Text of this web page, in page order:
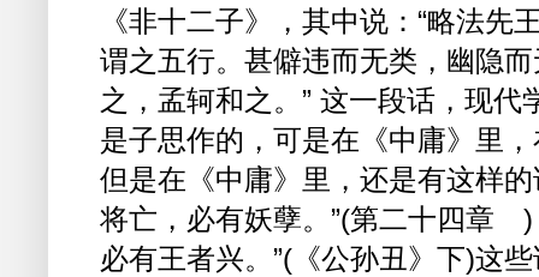
《非十二子》，其中说：“略法
谓之五行。甚僻违而无类，幽隐
之，孟轲和之。” 这一段话，现
是子思作的，可是在《中庸》里
但是在《中庸》里，还是有这样
将亡，必有妖孽。”(第二十四章 )
必有王者兴。”(《公孙丑》下)这